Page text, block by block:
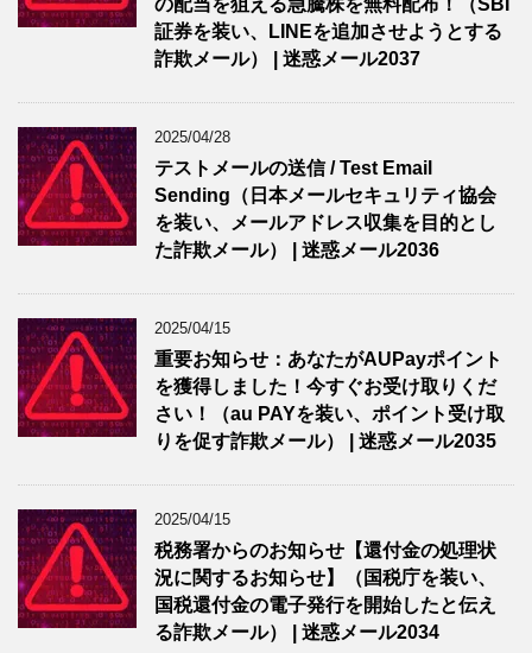
証券を装い、LINEを追加させようとする
詐欺メール） | 迷惑メール2037
2025/04/28
テストメールの送信 / Test Email
Sending（日本メールセキュリティ協会
を装い、メールアドレス収集を目的とし
た詐欺メール） | 迷惑メール2036
2025/04/15
重要お知らせ：あなたがAUPayポイント
を獲得しました！今すぐお受け取りくだ
さい！（au PAYを装い、ポイント受け取
りを促す詐欺メール） | 迷惑メール2035
2025/04/15
税務署からのお知らせ【還付金の処理状
況に関するお知らせ】（国税庁を装い、
国税還付金の電子発行を開始したと伝え
る詐欺メール） | 迷惑メール2034